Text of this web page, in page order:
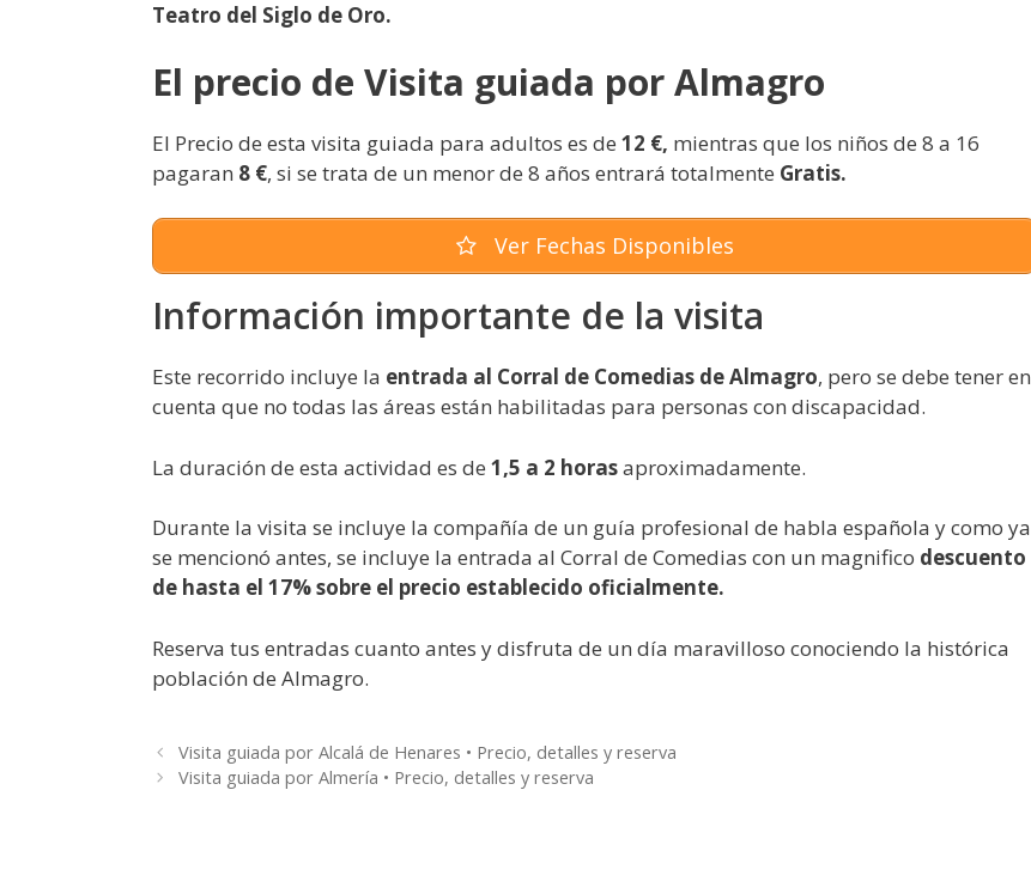
Teatro del Siglo de Oro.
El precio de Visita guiada por Almagro
El Precio de esta visita guiada para adultos es de 12 €, mientras que los niños de 8 a 16
pagaran 8 €, si se trata de un menor de 8 años entrará totalmente Gratis.
Ver Fechas Disponibles
Información importante de la visita
Este recorrido incluye la entrada al Corral de Comedias de Almagro, pero se debe tener en
cuenta que no todas las áreas están habilitadas para personas con discapacidad.
La duración de esta actividad es de 1,5 a 2 horasaproximadamente.
Durante la visita se incluye la compañía de un guía profesional de habla española y como ya
se mencionó antes, se incluye la entrada al Corral de Comedias con un magnifico descuento
de hasta el 17% sobre el precio establecido oficialmente.
Reserva tus entradas cuanto antes y disfruta de un día maravilloso conociendo la histórica
población de Almagro.
Visita guiada por Alcalá de Henares • Precio, detalles y reserva
Visita guiada por Almería • Precio, detalles y reserva